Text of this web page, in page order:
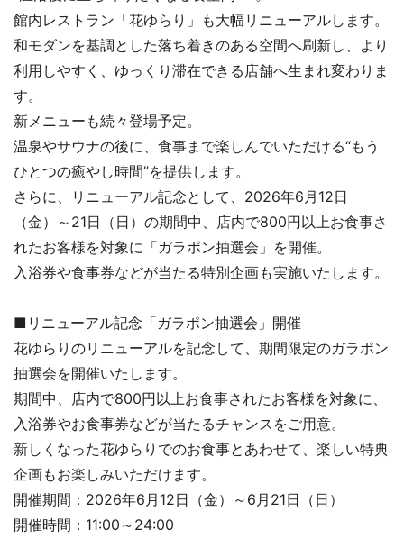
館内レストラン「花ゆらり」も大幅リニューアルします。
和モダンを基調とした落ち着きのある空間へ刷新し、より
利用しやすく、ゆっくり滞在できる店舗へ生まれ変わりま
す。
新メニューも続々登場予定。
温泉やサウナの後に、食事まで楽しんでいただける“もう
ひとつの癒やし時間”を提供します。
さらに、リニューアル記念として、2026年6月12日
（金）～21日（日）の期間中、店内で800円以上お食事さ
れたお客様を対象に「ガラポン抽選会」を開催。
入浴券や食事券などが当たる特別企画も実施いたします。
■リニューアル記念「ガラポン抽選会」開催
花ゆらりのリニューアルを記念して、期間限定のガラポン
抽選会を開催いたします。
期間中、店内で800円以上お食事されたお客様を対象に、
入浴券やお食事券などが当たるチャンスをご用意。
新しくなった花ゆらりでのお食事とあわせて、楽しい特典
企画もお楽しみいただけます。
開催期間：2026年6月12日（金）～6月21日（日）
開催時間：11:00～24:00